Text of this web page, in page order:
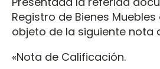
Registro de Bienes
objeto de la siguiente nota
«Nota de Calificación.